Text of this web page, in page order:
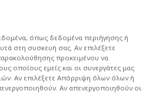
όπως δεδομένα περιήγησης ή
στη συσκευή σας. Αν επιλέξετε
προκειμένου να
οποίους εμείς και οι συνεργάτες μας
Αν επιλέξετε Απόρριψη όλων όλων ή
Αν απενεργοποιηθούν οι